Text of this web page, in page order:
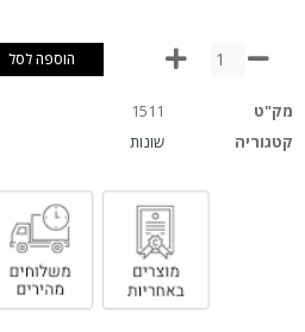
הוספה לסל
מק"ט
1511
קטגוריה
שונות